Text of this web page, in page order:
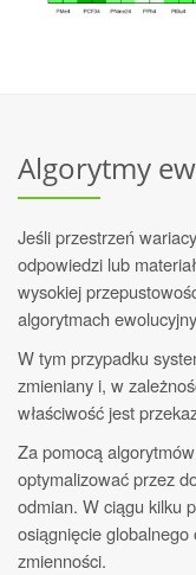
Algorytmy
Jeśli przestrzeń
odpowiedzi lub
wysokiej
algorytmach
W tym przypadku
zmieniany i, w
właściwość jest
Za pomocą
optymalizować przez
odmian. W ciągu kilku
osiągnięcie
zmienności.